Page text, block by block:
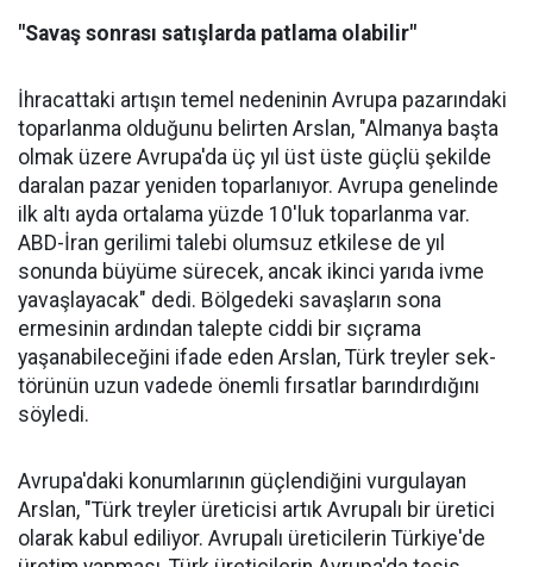
"Savaş sonrası satışlarda patlama olabilir"
İhracattaki artışın temel nede­ninin Avrupa pazarındaki
topar­lanma olduğunu belirten Arslan, "Almanya başta
olmak üzere Av­rupa'da üç yıl üst üste güçlü şe­kilde
daralan pazar yeniden to­parlanıyor. Avrupa genelinde
ilk altı ayda ortalama yüzde 10'luk toparlanma var.
ABD-İran geri­limi talebi olumsuz etkilese de yıl
sonunda büyüme sürecek, ancak ikinci yarıda ivme
yavaşlayacak" dedi. Bölgedeki savaşların sona
ermesinin ardından talepte ciddi bir sıçrama
yaşanabileceğini ifa­de eden Arslan, Türk treyler sek­
törünün uzun vadede önemli fır­satlar barındırdığını
söyledi.
Avrupa'daki konumlarının güçlendiğini vurgulayan
Arslan, "Türk treyler üreticisi artık Avru­palı bir üretici
ola­rak kabul ediliyor. Avrupalı üreticile­rin Türkiye'de